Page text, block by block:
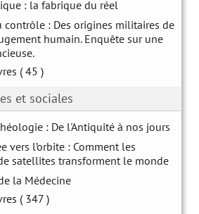
: la fabrique du réel
contrôle : Des origines militaires de
humain. Enquête sur une
( 45 )
et sociales
: De l'Antiquité à nos jours
vers l’orbite : Comment les
satellites transforment le monde
la Médecine
( 347 )